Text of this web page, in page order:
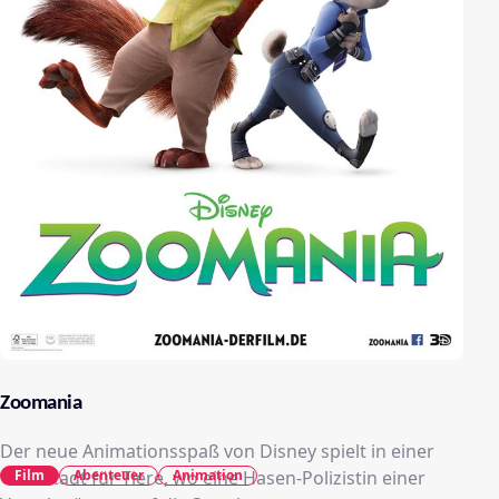
Zoomania
Der neue Animationsspaß von Disney spielt in einer
Großstadt für Tiere, wo eine Hasen-Polizistin einer
Film Abenteuer Animation